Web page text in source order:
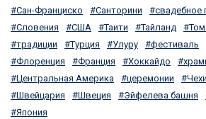
Сан-Франциско
Санторини
свадебное
Словения
США Таити Тайланд
традиции
Турция Улуру фестиваль
Флоренция
Франция Хоккайдо
Центральная Америка
церемонии
Швейцария
Швеция Эйфелева башня
Япония